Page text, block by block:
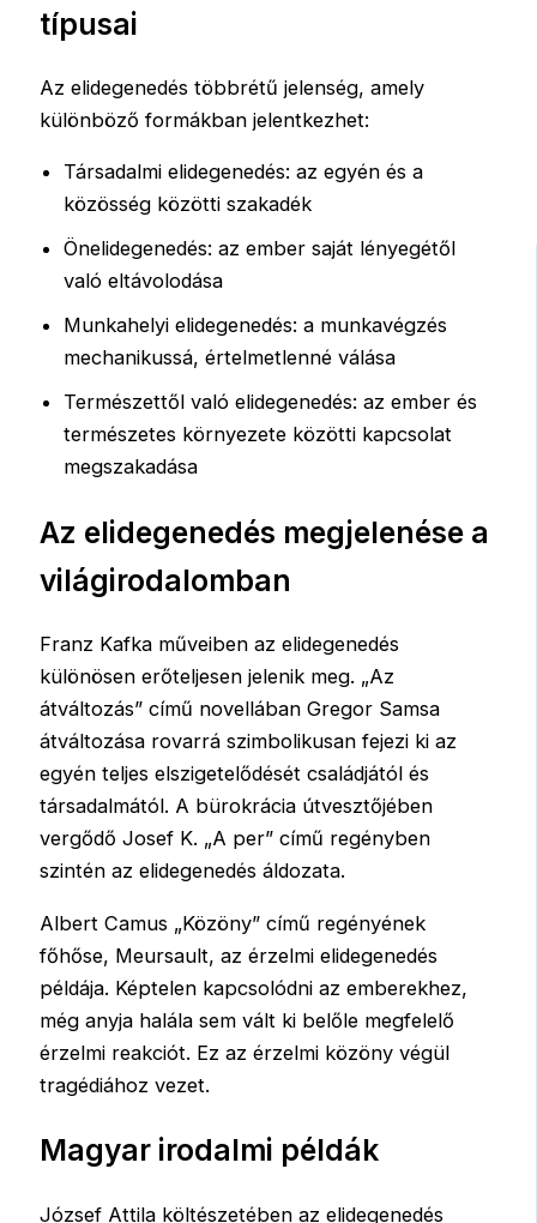
típusai
Az elidegenedés többrétű jelenség, amely
különböző formákban jelentkezhet:
Társadalmi elidegenedés: az egyén és a
közösség közötti szakadék
Önelidegenedés: az ember saját lényegétől
való eltávolodása
Munkahelyi elidegenedés: a munkavégzés
mechanikussá, értelmetlenné válása
Természettől való elidegenedés: az ember és
természetes környezete közötti kapcsolat
megszakadása
Az elidegenedés megjelenése a
világirodalomban
Franz Kafka műveiben az elidegenedés
különösen erőteljesen jelenik meg. „Az
átváltozás” című novellában Gregor Samsa
átváltozása rovarrá szimbolikusan fejezi ki az
egyén teljes elszigetelődését családjától és
társadalmától. A bürokrácia útvesztőjében
vergődő Josef K. „A per” című regényben
szintén az elidegenedés áldozata.
Albert Camus „Közöny” című regényének
főhőse, Meursault, az érzelmi elidegenedés
példája. Képtelen kapcsolódni az emberekhez,
még anyja halála sem vált ki belőle megfelelő
érzelmi reakciót. Ez az érzelmi közöny végül
tragédiához vezet.
Magyar irodalmi példák
József Attila költészetében az elidegenedés